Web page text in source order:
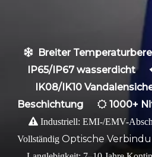
 Breiter
IP65/IP67 wasserdicht
IK08/IK10
Beschichtung  1000+
 Industriell: EMI-/EMV-
Vollständig Optische